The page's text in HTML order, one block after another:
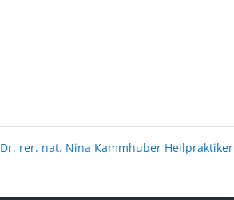
Dr. rer. nat. Nina Kammhuber